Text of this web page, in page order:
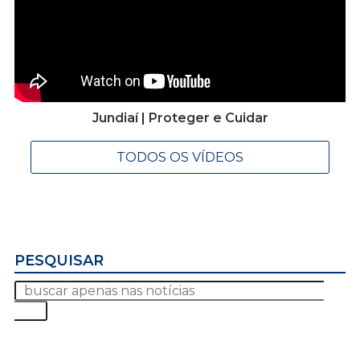
Jundiaí | Proteger e Cuidar
TODOS OS VÍDEOS
PESQUISAR